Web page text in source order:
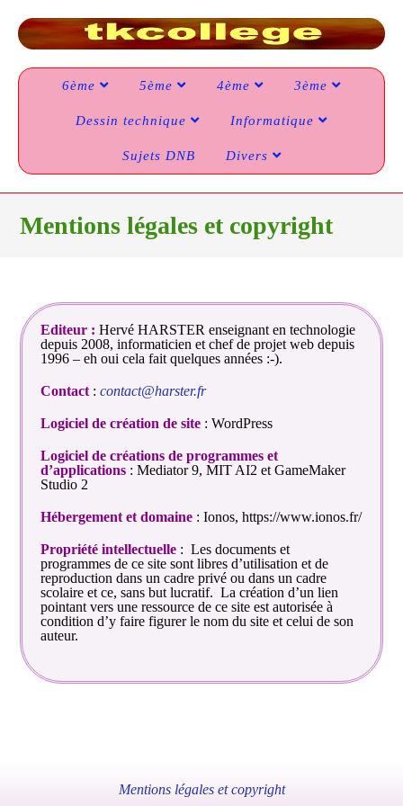
6ème 5ème 4ème 3ème
Dessin technique Informatique
Sujets DNB Divers
Mentions légales et copyright
Editeur :Hervé HARSTER enseignant en technologie
depuis 2008, informaticien et chef de projet web depuis
1996 – eh oui cela fait quelques années :-).
Contact :contact@harster.fr
Logiciel de création de site : WordPress
Logiciel de créations de programmes et
d’applications : Mediator 9, MIT AI2 et GameMaker
Studio 2
Hébergement et domaine : Ionos, https://www.ionos.fr/
Propriété intellectuelle : Les documents et
programmes de ce site sont libres d’utilisation et de
reproduction dans un cadre privé ou dans un cadre
scolaire et ce, sans but lucratif. La création d’un lien
pointant vers une ressource de ce site est autorisée à
condition d’y faire figurer le nom du site et celui de son
auteur.
Mentions légales et copyright